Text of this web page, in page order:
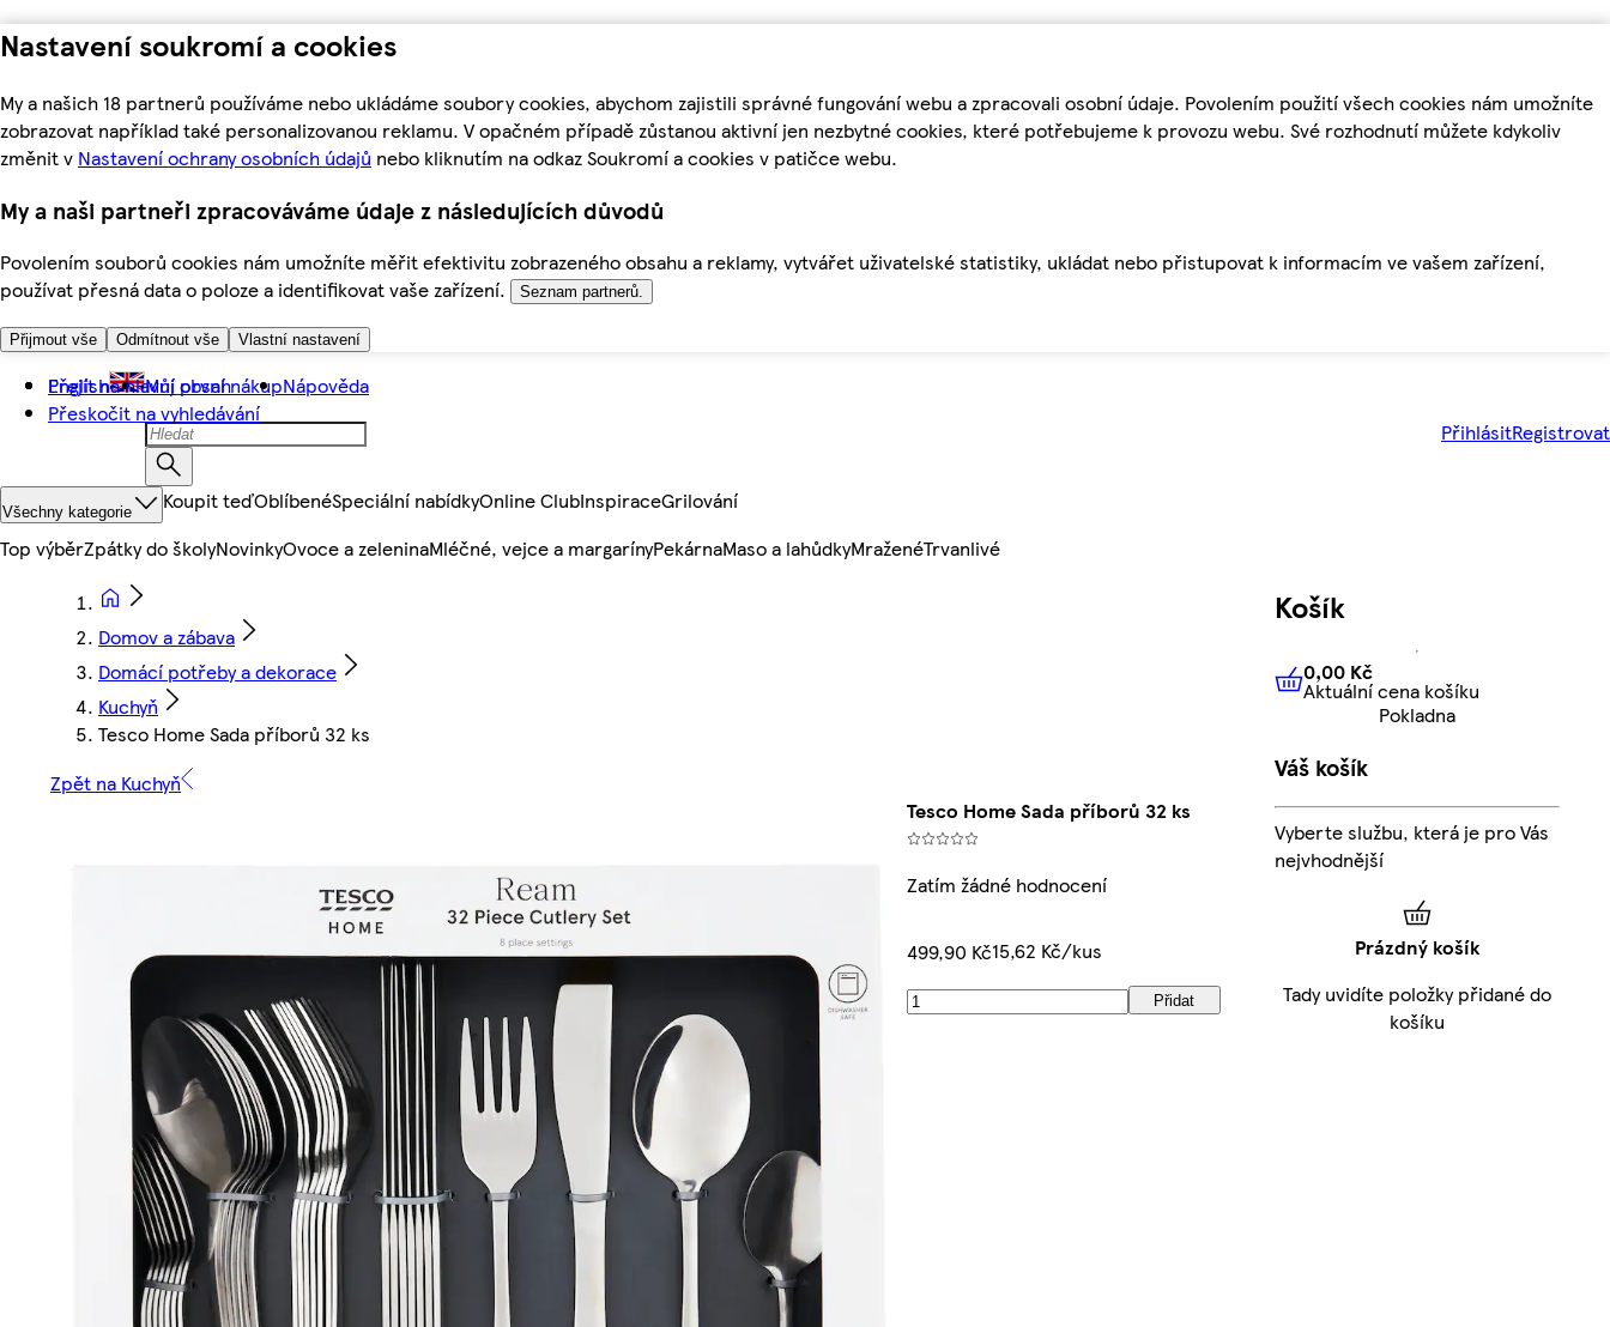
Nastavení soukromí a cookies
My a našich 18 partnerů používáme nebo ukládáme soubory cookies, abychom zajistili správné fungování webu a zpracovali osobní údaje. Povolením použití všech cookies nám umožníte
zobrazovat například také personalizovanou reklamu. V opačném případě zůstanou aktivní jen nezbytné cookies, které potřebujeme k provozu webu. Své rozhodnutí můžete kdykoliv
změnit v Nastavení ochrany osobních údajů nebo kliknutím na odkaz Soukromí a cookies v patičce webu.
My a naši partneři zpracováváme údaje z následujících důvodů
Povolením souborů cookies nám umožníte měřit efektivitu zobrazeného obsahu a reklamy, vytvářet uživatelské statistiky, ukládat nebo přistupovat k informacím ve vašem zařízení,
používat přesná data o poloze a identifikovat vaše zařízení.
Seznam partnerů.
Přijmout vše Odmítnout vše Vlastní nastavení
Přejít na hlavní obsah
Přeskočit na vyhledávání
English Můj první nákupNápověda
PřihlásitRegistrovat
Všechny kategorie Koupit teďOblíbenéSpeciální nabídkyOnline ClubInspiraceGrilování
Top výběrZpátky do školyNovinkyOvoce a zeleninaMléčné, vejce a margarínyPekárnaMaso a lahůdkyMraženéTrvanlivé
Domov a zábava
Domácí potřeby a dekorace
Kuchyň
Tesco Home Sada příborů 32 ks
Zpět na Kuchyň
Tesco Home Sada příborů 32 ks
Zatím žádné hodnocení
499,90 Kč15,62 Kč/kus
Přidat
Košík
0,00 KčAktuální cena košíku
0,00 Kč
Aktuální cena košíku
Pokladna
Váš košík
Vyberte službu, která je pro Vás
nejvhodnější
Prázdný košík
Tady uvidíte položky přidané do
košíku